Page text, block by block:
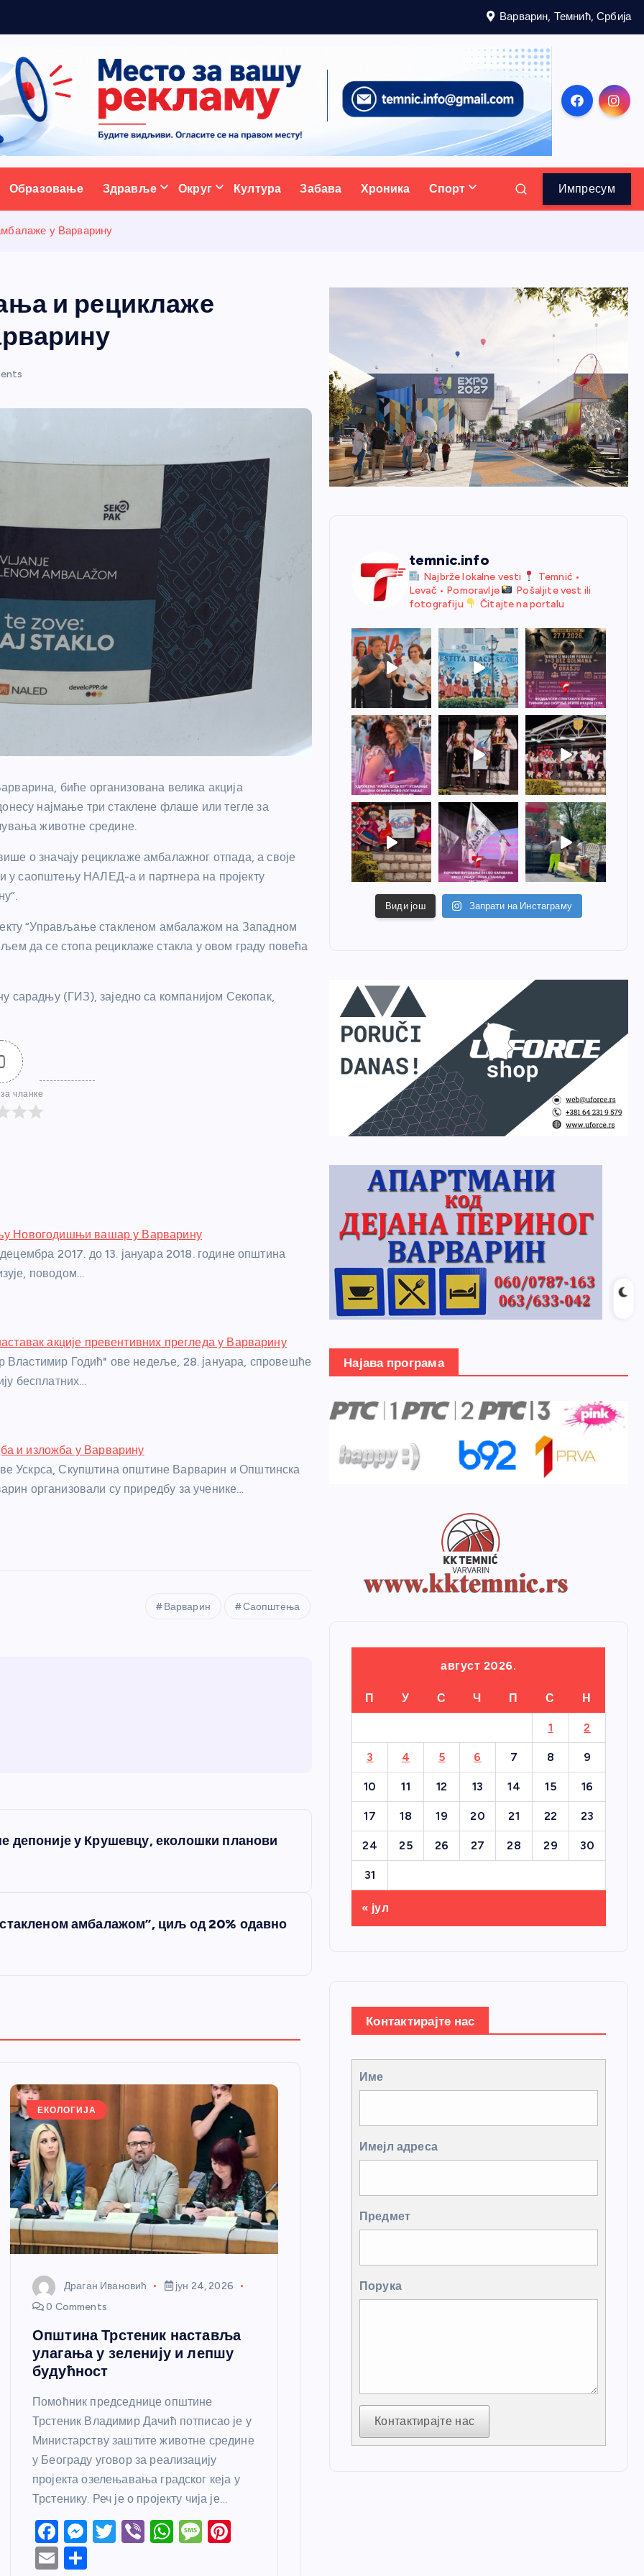
Варварин, Темнић, Србија
портал
Образовање Здравље Округ Култура Забава Хроника Спорт Импресум
у Варварину
и рециклаже
биће организована велика акција
најмање три стаклене флаше или тегле за
животне средине.
о значају рециклаже амбалажног отпада, а своје
у саопштењу НАЛЕД-а и партнера на пројекту
“Управљање стакленом амбалажом на Западном
да се стопа рециклаже стакла у овом граду повећа
сарадњу (ГИЗ), заједно са компанијом Секопак,
чланке
Новогодишњи вашар у Варварину
2017. до 13. јануара 2018. године општина
поводом…
акције превентивних прегледа у Варварину
Годић" ове недеље, 28. јануара, спровешће
бесплатних…
и изложба у Варварину
Ускрса, Скупштина општине Варварин и Општинска
организовали су приредбу за ученике…
Варварин Саопштења
депоније у Крушевцу, еколошки планови
амбалажом”, циљ од 20% одавно
ЕКОЛОГИЈА
Драган Ивановић
јун 24, 2026
0 Comments
Општина Трстеник наставља
улагања у зеленију и лепшу
будућност
Помоћник председнице општине
Трстеник Владимир Дачић потписао је у
Министарству заштите животне средине
у Београду уговор за реализацију
пројекта озелењавања градског кеја у
Трстенику. Реч је о пројекту чија је…
F
a
M T
Vi W M
E
temnic.info
Najbrže lokalne vesti
Temnić •
Levač • Pomoravlje
Pošaljite vest ili
fotografiju
Čitajte na portalu
Види још Запрати на Инстаграму
Најава програма
август 2026.
П У С Ч П С Н
1 2
3 4 5 6 7 8 9
10 11 12 13 14 15 16
17 18 19 20 21 22 23
24 25 26 27 28 29 30
31
« јул
Контактирајте нас
Име
Имејл адреса
Предмет
Порука
Контактирајте нас